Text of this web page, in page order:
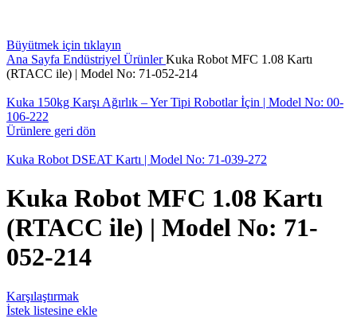
Büyütmek için tıklayın
Ana Sayfa Endüstriyel ÜrünlerKuka Robot MFC 1.08 Kartı
(RTACC ile) | Model No: 71-052-214
Kuka 150kg Karşı Ağırlık – Yer Tipi Robotlar İçin | Model No: 00-
106-222
Ürünlere geri dön
Kuka Robot DSEAT Kartı | Model No: 71-039-272
Kuka Robot MFC 1.08 Kartı
(RTACC ile) | Model No: 71-
052-214
Karşılaştırmak
İstek listesine ekle